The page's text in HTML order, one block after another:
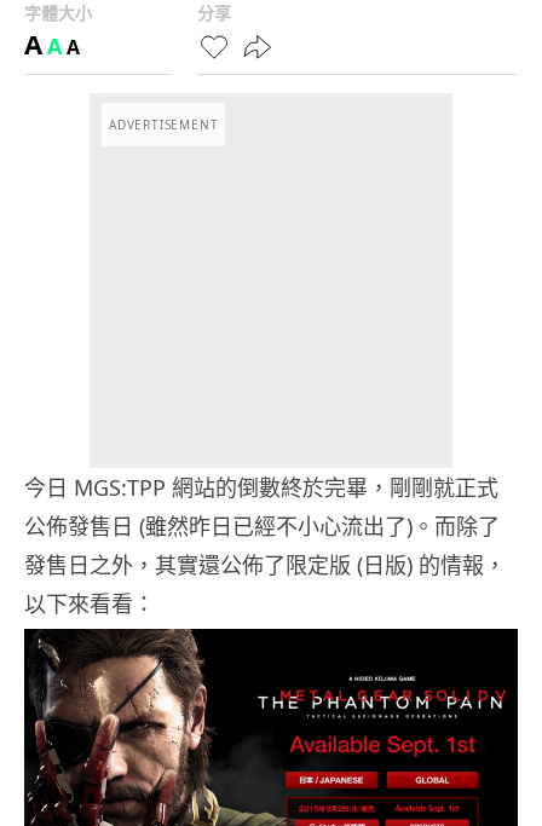
字體大小
AAA
分享
ADVERTISEMENT
今日 MGS:TPP 網站的倒數終於完畢，剛剛就正式
公佈發售日 (雖然昨日已經不小心流出了)。而除了
發售日之外，其實還公佈了限定版 (日版) 的情報，
以下來看看：